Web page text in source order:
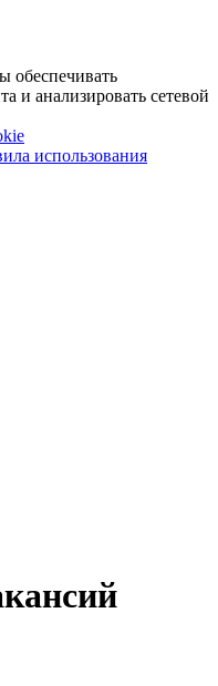
обеспечивать
и анализировать сетевой
использования